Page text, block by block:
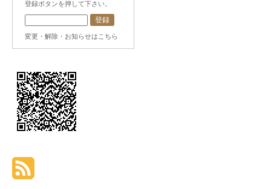
登録ボタンを押して下さい。
変更・解除・お知らせはこちら